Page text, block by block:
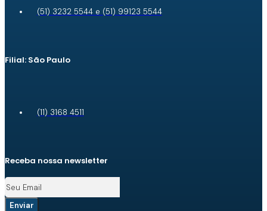
(51) 3232 5544 e (51) 99123 5544
Filial: São Paulo
(11) 3168 4511
Receba nossa newsletter
Enviar